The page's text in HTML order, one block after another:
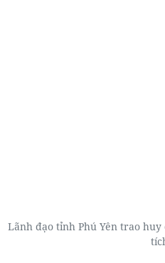
Lãnh đạo tỉnh Phú Yên trao